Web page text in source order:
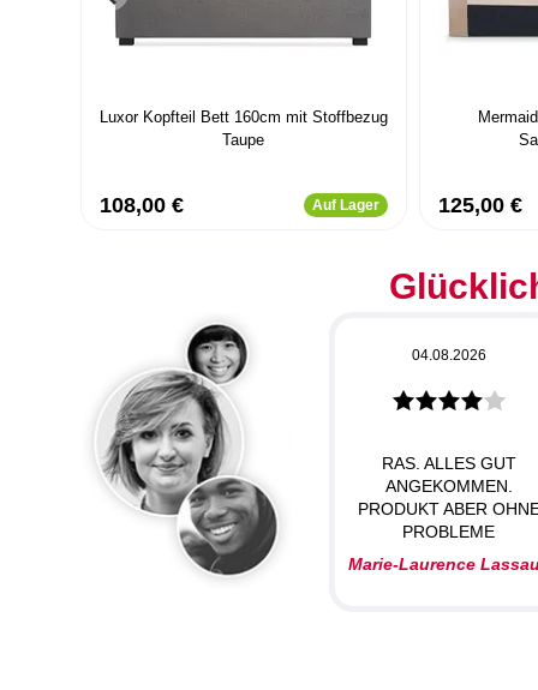
Luxor Kopfteil Bett 160cm mit Stoffbezug
Taupe
108,00 € Auf Lager 125,00 €
04.08.2026
RAS. ALLES GUT
ANGEKOMMEN.
PRODUKT ABER
PROBLEME
Marie-Laurence